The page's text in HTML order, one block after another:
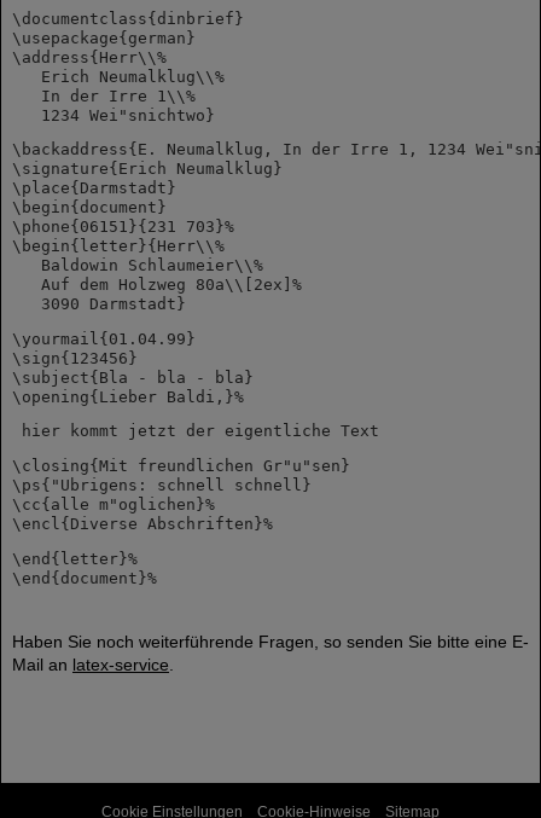
\documentclass{dinbrief}
\usepackage{german}
\address{Herr\\%
   Erich Neumalklug\\%
   In der Irre 1\\%
   1234 Wei"snichtwo}
\backaddress{E. Neumalklug, In der Irre 1, 1234
\signature{Erich Neumalklug}
\place{Darmstadt}
\begin{document}
\phone{06151}{231 703}%
\begin{letter}{Herr\\%
   Baldowin Schlaumeier\\%
   Auf dem Holzweg 80a\\[2ex]%
   3090 Darmstadt}
\yourmail{01.04.99}
\sign{123456}
\subject{Bla - bla - bla}
\opening{Lieber Baldi,}%
hier kommt jetzt der eigentliche Text
\closing{Mit freundlichen Gr"u"sen}
\ps{"Ubrigens: schnell schnell}
\cc{alle m"oglichen}%
\encl{Diverse Abschriften}%
\end{letter}%
\end{document}%
Haben Sie noch weiterführende Fragen, so senden Sie bitte eine E-
Mail an latex-service
Cookie Einstellungen Cookie-Hinweise Sitemap